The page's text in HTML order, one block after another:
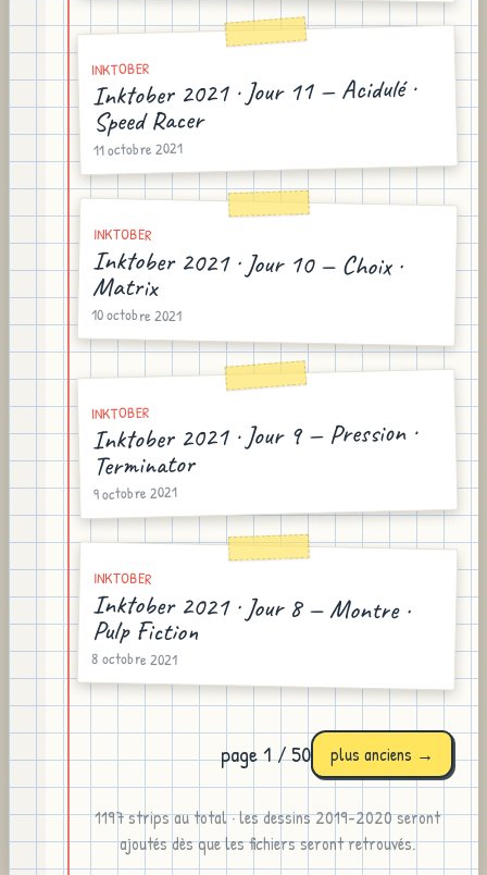
INKTOBER
Inktober 2021 · Jour 11 — Acidulé ·
Speed Racer
11 octobre 2021
INKTOBER
Inktober 2021 · Jour 10 — Choix ·
Matrix
10 octobre 2021
INKTOBER
Inktober 2021 · Jour 9 — Pression ·
Terminator
9 octobre 2021
INKTOBER
Inktober 2021 · Jour 8 — Montre ·
Pulp Fiction
8 octobre 2021
page1/50 plus anciens →
1197strips au total · les dessins 2019-2020 seront
ajoutés dès que les fichiers seront retrouvés.